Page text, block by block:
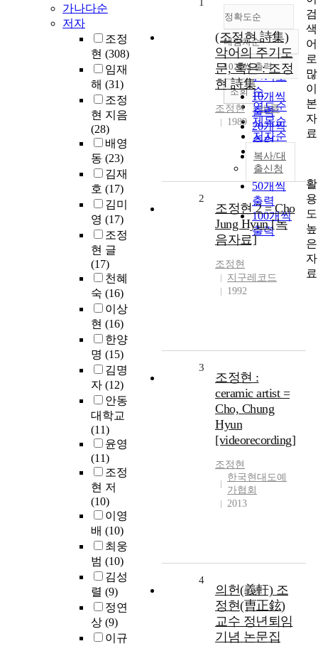
가나다순
저자
조정
현 (308)
임재
해 (31)
조정
현 지음
(28)
배영
동 (23)
김재
호 (17)
김미
영 (17)
조정
현 글
(17)
천혜
숙 (16)
이상
현 (16)
한양
명 (15)
김명
자 (12)
안동
대학교
(11)
윤영
(11)
조정
현 저
(10)
이영
배 (10)
최웅
범 (10)
김성
렬 (9)
정연
상 (9)
이규
정확도순
정확도
순
인기도
순
연도순
제목순
저자순
발행기
관순
내림차순
내림차순
10개씩 출력
10개씩
출력
20개씩
출력
30개씩
출력
50개씩
출력
100개씩
출력
조회
1
(조정현 詩集)
악어의 주기도
문, 혹은 : 조정
현 詩集
조정현
바름
1989
복사/대
출신청
2
조정현 2 = Cho
Jung Hyun [녹
음자료]
조정현
지구레코드
1992
3
조정현 :
ceramic artist =
Cho, Chung
Hyun
[videorecording]
조정현
한국현대도예
가협회
2013
4
의헌(義軒) 조
정현(曺正鉉)
교수 정년퇴임
기념 논문집
검
색
어
로
많
이
본
자
료
활
용
도
높
은
자
료